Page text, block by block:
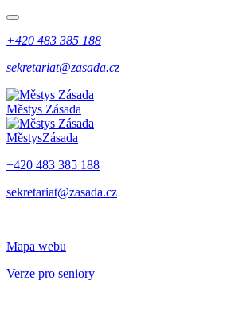
+420 483 385 188
sekretariat@zasada.cz
Městys Zásada
MěstysZásada
+420 483 385 188
sekretariat@zasada.cz
Mapa webu
Verze pro seniory